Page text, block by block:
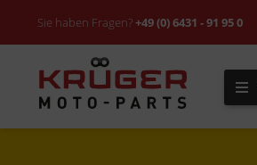
Sie haben Fragen?+49 (0) 6431 - 91 95 0